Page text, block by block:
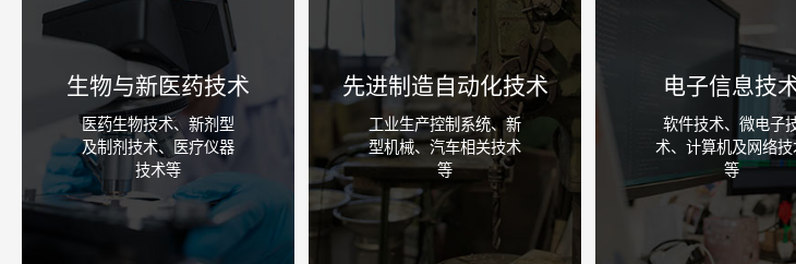
生物与新医药技术
医药生物技术、新剂型
及制剂技术、医疗仪器
技术等
先进制造自动化技术
工业生产控制系统、新
型机械、汽车相关技术
等
电子信息技
软件技术、微电子
术、计算机及网络技
等